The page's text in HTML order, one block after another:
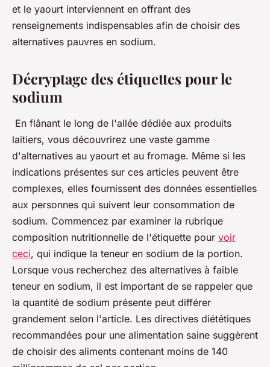
et le yaourt interviennent en offrant des
renseignements indispensables afin de choisir des
alternatives pauvres en sodium.
Décryptage des étiquettes pour le
sodium
En flânant le long de l'allée dédiée aux produits
laitiers, vous découvrirez une vaste gamme
d'alternatives au yaourt et au fromage. Même si les
indications présentes sur ces articles peuvent être
complexes, elles fournissent des données essentielles
aux personnes qui suivent leur consommation de
sodium. Commencez par examiner la rubrique
composition nutritionnelle de l'étiquette pour voir
ceci, qui indique la teneur en sodium de la portion.
Lorsque vous recherchez des alternatives à faible
teneur en sodium, il est important de se rappeler que
la quantité de sodium présente peut différer
grandement selon l'article. Les directives diététiques
recommandées pour une alimentation saine suggèrent
de choisir des aliments contenant moins de 140